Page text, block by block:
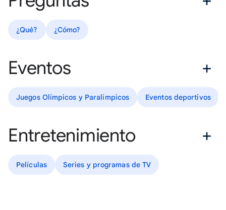
¿Qué? ¿Cómo?
Eventos
Juegos Olímpicos y Paralímpicos Eventos deportivos
Entretenimiento
Películas Series y programas de TV